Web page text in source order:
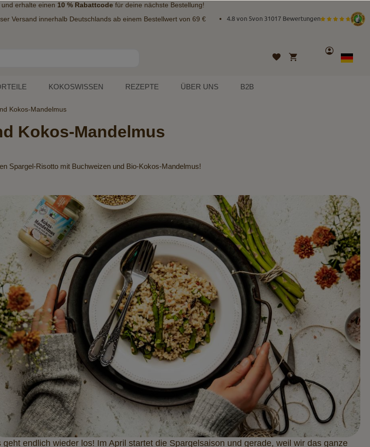
erhalte einen 10 % Rabattcodefür deine nächste Bestellung!
Versand innerhalb Deutschlands ab einem Bestellwert von 69 € 4.8 von 5von 31017 Bewertungen
Wunschliste
Mein Warenkorb
Konto
Sprache
German
KOKOSWISSEN REZEPTE ÜBER UNS B2B
Kokos-Mandelmus
Kokos-Mandelmus
Spargel-Risotto mit Buchweizen und Bio-Kokos-Mandelmus!
geht endlich wieder los! Im April startet die Spargelsaison und gerade, weil wir das ganze